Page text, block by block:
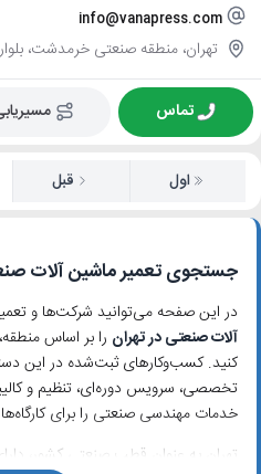
info@vanapress.com
تهران، منطقه صنعتی خرمدشت، بلوار
تماس
اول قبل
جستجوی تعمیر ماشین آلات
در این صفحه می‌توانید شرکت‌ها و
آلات صنعتی در تهران را بر اساس
کنید. کسب‌وکارهای ثبت‌شده در این
تخصصی، سرویس دوره‌ای، تنظیم و
خدمات مهندسی صنعتی را برای
تهران به عنوان قطب صنعتی کشور،